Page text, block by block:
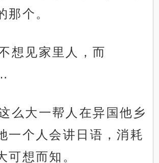
那个。
想见家里人，而
么大一帮人在异国他乡
一个人会讲日语，消耗
可想而知。